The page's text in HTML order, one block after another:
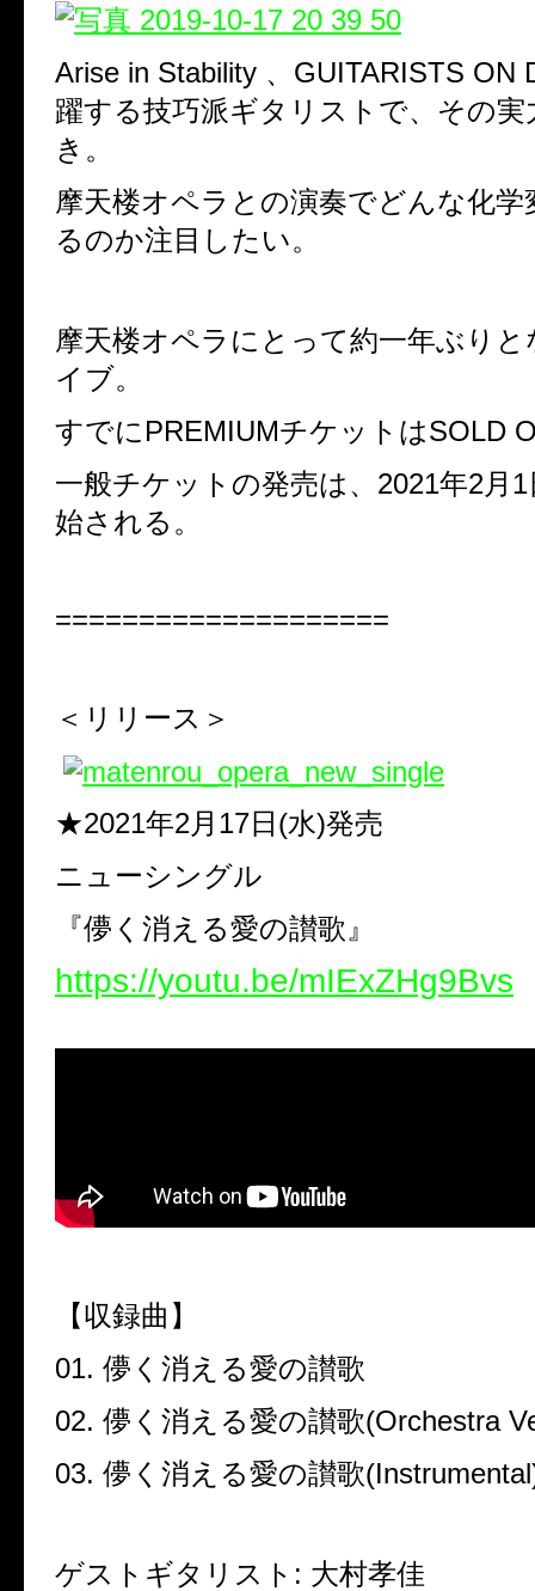
Arise in Stability 、 GUITARISTS ON
躍する技巧派ギタリストで、その実
き。
摩天楼オペラとの演奏でどんな化学
るのか注目したい。
摩天楼オペラにとって約一年ぶり
イブ。
すでに PREMIUMチケットはSOLD
一般チケットの発売は、 2021年2月 1
始される。
====================
＜リリース＞
★2021年2月 17日 (水)発売
ニューシングル
『儚く消える愛の讃歌』
https://youtu.be/mIExZHg9Bvs
【収録曲】
01. 儚く消える愛の讃歌
02. 儚く消える愛の讃歌(Orchestra
03. 儚く消える愛の讃歌
ゲストギタリスト : 大村孝佳